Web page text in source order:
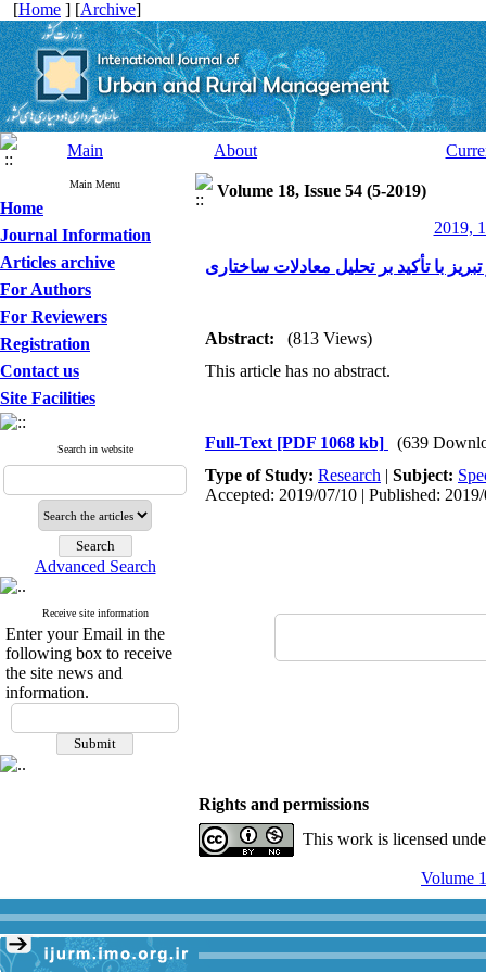
[Home ] [Archive]
Main About
Main Menu
Home
Journal Information
Articles archive
For Authors
For Reviewers
Registration
Contact us
Site Facilities
Search in website
Advanced Search
Receive site information
Enter your Email in the
following box to receive
the site news and
information.
Volume 18, Issue 54 (5-2019)
2019,
با تأکید بر تحلیل معادلات ساختاری
Abstract:
(813 Views)
This article has no abstract.
Full-Text [PDF 1068 kb]
(639
Type of Study: Research | Subject:
Accepted: 2019/07/10 | Published:
Rights and permissions
This work is licensed
Volume